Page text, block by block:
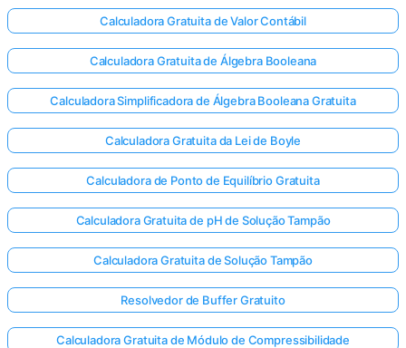
Calculadora Gratuita de Valor Contábil
Calculadora Gratuita de Álgebra Booleana
Calculadora Simplificadora de Álgebra Booleana Gratuita
Calculadora Gratuita da Lei de Boyle
Calculadora de Ponto de Equilíbrio Gratuita
Calculadora Gratuita de pH de Solução Tampão
Calculadora Gratuita de Solução Tampão
Resolvedor de Buffer Gratuito
Calculadora Gratuita de Módulo de Compressibilidade